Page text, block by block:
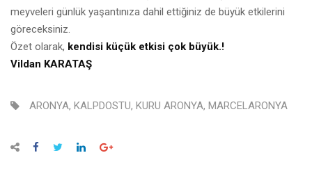
meyveleri günlük yaşantınıza dahil ettiğiniz de büyük etkilerini
göreceksiniz.
Özet olarak, kendisi küçük etkisi çok büyük.!
Vildan KARATAŞ
ARONYA, KALPDOSTU, KURU ARONYA, MARCELARONYA